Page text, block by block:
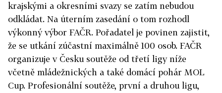
krajskými a okresními svazy se zatím nebudou
odkládat. Na úterním zasedání o tom rozhodl
výkonný výbor FAČR. Pořadatel je povinen zajistit,
že se utkání zúčastní maximálně 100 osob. FAČR
organizuje v Česku soutěže od třetí ligy níže
včetně mládežnických a také domácí pohár MOL
Cup. Profesionální soutěže, první a druhou ligu,